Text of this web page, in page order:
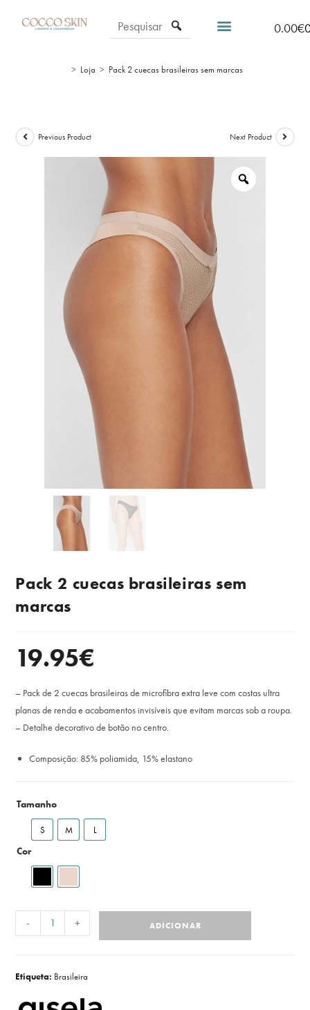
0.00€
> Loja > Pack 2 cuecas brasileiras sem marcas
Previous Product Next Product
Pack 2 cuecas brasileiras sem
marcas
19.95€
– Pack de 2 cuecas brasileiras de microfibra extra leve com costas ultra
planas de renda e acabamentos invisíveis que evitam marcas sob a roupa.
– Detalhe decorativo de botão no centro.
Composição: 85% poliamida, 15% elastano
Tamanho
S M L
Cor
- + ADICIONAR
Etiqueta: Brasileira